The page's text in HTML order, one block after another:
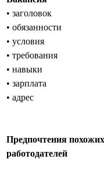
• заголовок
• обязанности
• условия
• требования
• навыки
• зарплата
• адрес
Предпочтения похожих
работодателей